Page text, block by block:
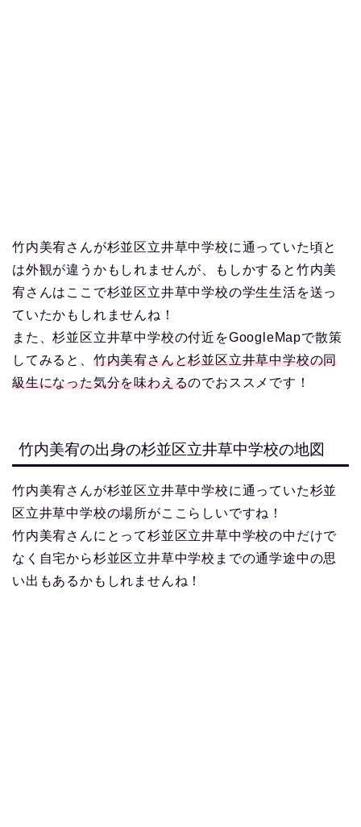
竹内美宥さんが杉並区立井草中学校に通っていた頃と
は外観が違うかもしれませんが、もしかすると竹内美
宥さんはここで杉並区立井草中学校の学生生活を送っ
ていたかもしれませんね！
また、杉並区立井草中学校の付近をGoogleMapで散策
してみると、 竹内美宥さんと杉並区立井草中学校の同
級生になった気分を味わえるのでおススメです！
竹内美宥の出身の杉並区立井草中学校の地図
竹内美宥さんが杉並区立井草中学校に通っていた杉並
区立井草中学校の場所がここらしいですね！
竹内美宥さんにとって杉並区立井草中学校の中だけで
なく自宅から杉並区立井草中学校までの通学途中の思
い出もあるかもしれませんね！